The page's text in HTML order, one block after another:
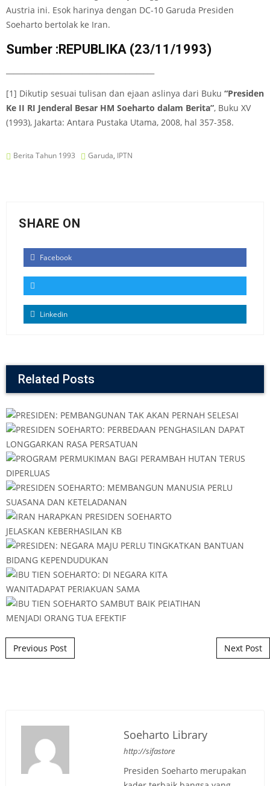
Austria ini. Esok harinya dengan DC-10 Garuda Presiden
Soeharto bertolak ke Iran.
Sumber :REPUBLIKA (23/11/1993)
[1] Dikutip sesuai tulisan dan ejaan aslinya dari Buku “Presiden
Ke II RI Jenderal Besar HM Soeharto dalam Berita”, Buku XV
(1993), Jakarta: Antara Pustaka Utama, 2008, hal 357-358.
Berita Tahun 1993 Garuda, IPTN
SHARE ON
Facebook
Linkedin
Related Posts
Post navigation
Previous Post Next Post
Soeharto Library
http://sifastore
Presiden Soeharto merupakan